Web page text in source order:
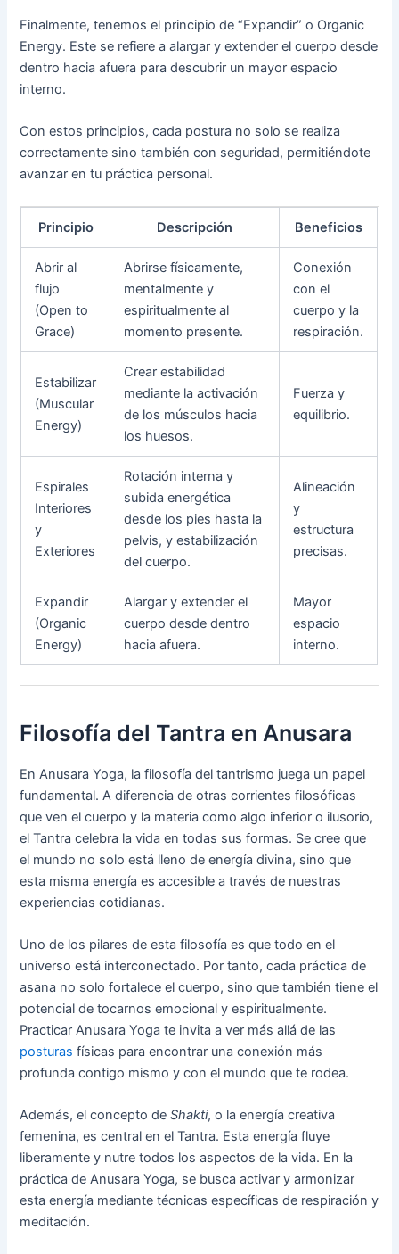
Finalmente, tenemos el principio de “Expandir” o Organic
Energy. Este se refiere a alargar y extender el cuerpo desde
dentro hacia afuera para descubrir un mayor espacio
interno.
Con estos principios, cada postura no solo se realiza
correctamente sino también con seguridad, permitiéndote
avanzar en tu práctica personal.
Principio Descripción Beneficios
Abrir al
flujo
(Open to
Grace)
Abrirse físicamente,
mentalmente y
espiritualmente al
momento presente.
Conexión
con el
cuerpo y la
respiración.
Estabilizar
(Muscular
Energy)
Crear estabilidad
mediante la activación
de los músculos hacia
los huesos.
Fuerza y
equilibrio.
Espirales
Interiores
y
Exteriores
Rotación interna y
subida energética
desde los pies hasta la
pelvis, y estabilización
del cuerpo.
Alineación
y
estructura
precisas.
Expandir
(Organic
Energy)
Alargar y extender el
cuerpo desde dentro
hacia afuera.
Mayor
espacio
interno.
Filosofía del Tantra en Anusara
En Anusara Yoga, la filosofía del tantrismo juega un papel
fundamental. A diferencia de otras corrientes filosóficas
que ven el cuerpo y la materia como algo inferior o ilusorio,
el Tantra celebra la vida en todas sus formas. Se cree que
el mundo no solo está lleno de energía divina, sino que
esta misma energía es accesible a través de nuestras
experiencias cotidianas.
Uno de los pilares de esta filosofía es que todo en el
universo está interconectado. Por tanto, cada práctica de
asana no solo fortalece el cuerpo, sino que también tiene el
potencial de tocarnos emocional y espiritualmente.
Practicar Anusara Yoga te invita a ver más allá de las
posturas físicas para encontrar una conexión más
profunda contigo mismo y con el mundo que te rodea.
Además, el concepto deShakti, o la energía creativa
femenina, es central en el Tantra. Esta energía fluye
liberamente y nutre todos los aspectos de la vida. En la
práctica de Anusara Yoga, se busca activar y armonizar
esta energía mediante técnicas específicas de respiración y
meditación.